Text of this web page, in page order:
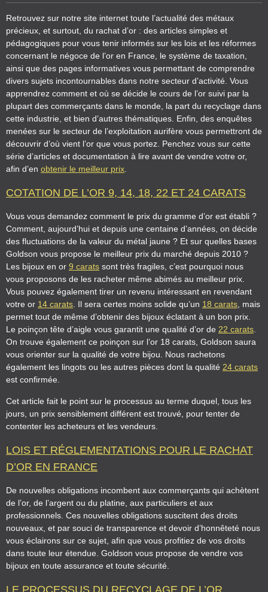
Retrouvez sur notre site internet toute l’actualité des métaux
précieux, et surtout, du rachat d’or : des articles simples et
pédagogiques pour vous tenir informés sur les lois et les réformes
concernant le négoce de l’or en France, le système de taxation,
ainsi que des pages informatives vous permettant de comprendre
divers sujets incontournables dans notre secteur d’activité. Vous
apprendrez comment et où se décide le cours de l’or suivi par la
plupart des commerçants dans le monde, la part du recyclage dans
cette industrie, et bien d’autres thématiques. Enfin, des enquêtes
menées sur le secteur de l’exploitation aurifère vous permettront de
découvrir d’où vient l’or que vous portez. Penchez vous sur cette
série d’articles et documentation à lire avant de vendre votre or,
afin d’en obtenir le meilleur prix
COTATION DE L’OR 9, 14, 18, 22 ET 24 CARATS
Vous vous demandez comment le prix du gramme d’or est établi ?
Comment, aujourd’hui et depuis une centaine d’années, on décide
des fluctuations de la valeur du métal jaune ? Et sur quelles bases
Goldson vous propose le meilleur prix du marché depuis 2010 ?
Les bijoux en or 9 carats sont très fragiles, c’est pourquoi nous
vous proposons de les racheter même abimés au meilleur prix.
Vous pouvez également tirer un revenu intéressant en revendant
votre or 14 carats . Il sera certes moins solide qu’un 18 carats , mais
permet tout de même d’obtenir des bijoux éclatant à un bon prix.
Le poinçon tête d’aigle vous garantit une qualité d’or de 22 carats
On trouve également ce poinçon sur l’or 18 carats, Goldson saura
vous orienter sur la qualité de votre bijou. Nous rachetons
également les lingots ou les autres pièces dont la qualité 24 carats
est confirmée.
Cet article fait le point sur le processus au terme duquel, tous les
jours, un prix sensiblement différent est trouvé, pour tenter de
contenter les acheteurs et les vendeurs.
LOIS ET RÉGLEMENTATIONS POUR LE RACHAT
D’OR EN FRANCE
De nouvelles obligations incombent aux commerçants qui achètent
de l’or, de l’argent ou du platine, aux particuliers et aux
professionnels. Ces nouvelles obligations suscitent des droits
nouveaux, et par souci de transparence et devoir d’honnêteté nous
vous éclairons sur ce sujet, afin que vous profitiez de vos droits
dans toute leur étendue. Goldson vous propose de vendre vos
bijoux en toute assurance et toute sécurité.
LE PROCESSUS DU RECYCLAGE DE L’OR